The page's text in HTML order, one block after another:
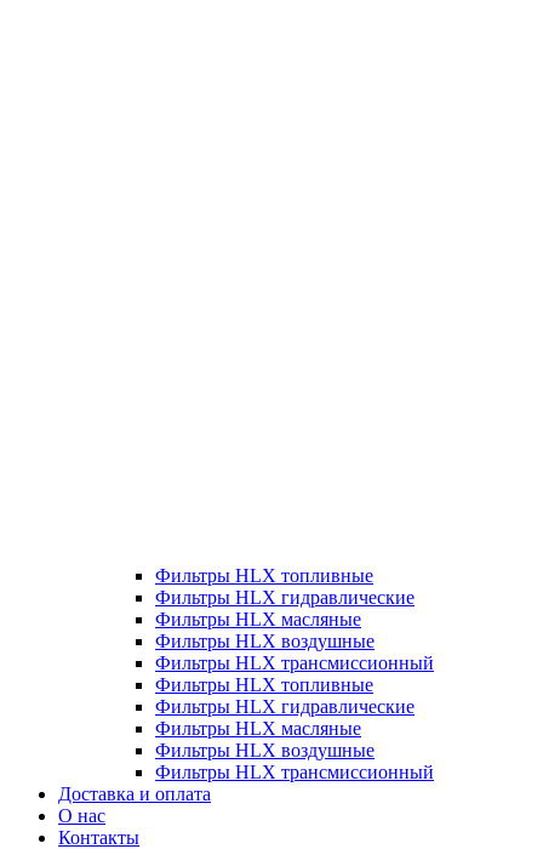
Фильтры HLX топливные
Фильтры HLX гидравлические
Фильтры HLX масляные
Фильтры HLX воздушные
Фильтры HLX трансмиссионный
Фильтры HLX топливные
Фильтры HLX гидравлические
Фильтры HLX масляные
Фильтры HLX воздушные
Фильтры HLX трансмиссионный
Доставка и оплата
О нас
Контакты